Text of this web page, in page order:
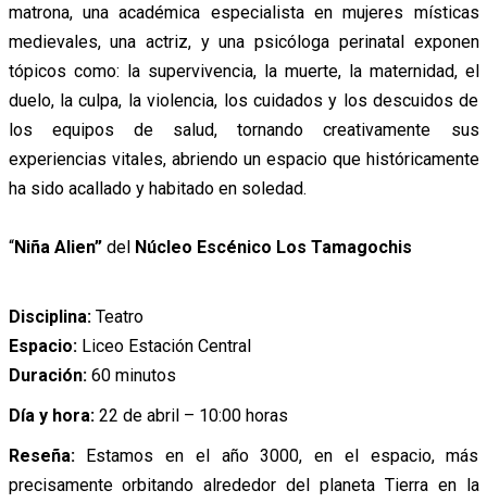
matrona, una académica especialista en mujeres místicas
medievales, una actriz, y una psicóloga perinatal exponen
tópicos como: la supervivencia, la muerte, la maternidad, el
duelo, la culpa, la violencia, los cuidados y los descuidos de
los equipos de salud, tornando creativamente sus
experiencias vitales, abriendo un espacio que históricamente
ha sido acallado y habitado en soledad.
“Niña Alien”del Núcleo Escénico Los Tamagochis
Disciplina:Teatro
Espacio:Liceo Estación Central
Duración:60 minutos
Día y hora: 22 de abril – 10:00 horas
Reseña:Estamos en el año 3000, en el espacio, más
precisamente orbitando alrededor del planeta Tierra en la